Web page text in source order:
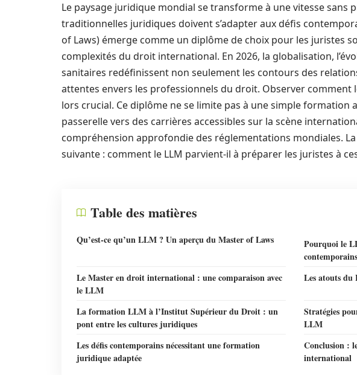
Le paysage juridique mondial se transforme à une vitesse sans
traditionnelles juridiques doivent s’adapter aux défis
of Laws) émerge comme un diplôme de choix pour les juristes
complexités du droit international. En 2026, la globalisation,
sanitaires redéfinissent non seulement les contours des
attentes envers les professionnels du droit. Observer comment
lors crucial. Ce diplôme ne se limite pas à une simple formation
passerelle vers des carrières accessibles sur la scène
compréhension approfondie des réglementations mondiales.
suivante : comment le LLM parvient-il à préparer les juristes à
Table des matières
Qu’est-ce qu’un LLM ? Un aperçu du Master of Laws
Pourquoi le
contemporains
Le Master en droit international : une comparaison avec
le LLM
Les atouts
La formation LLM à l’Institut Supérieur du Droit : un
pont entre les cultures juridiques
Stratégies
LLM
Les défis contemporains nécessitant une formation
juridique adaptée
Conclusion :
international